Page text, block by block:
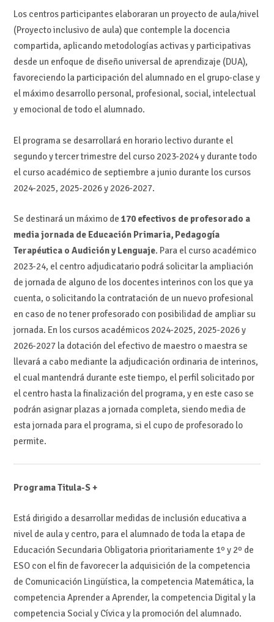
Los centros participantes elaboraran un proyecto de aula/nivel
(Proyecto inclusivo de aula) que contemple la docencia
compartida, aplicando metodologías activas y participativas
desde un enfoque de diseño universal de aprendizaje (DUA),
favoreciendo la participación del alumnado en el grupo-clase y
el máximo desarrollo personal, profesional, social, intelectual
y emocional de todo el alumnado.
El programa se desarrollará en horario lectivo durante el
segundo y tercer trimestre del curso 2023-2024 y durante todo
el curso académico de septiembre a junio durante los cursos
2024-2025, 2025-2026 y 2026-2027.
Se destinará un máximo de 170 efectivos de profesorado a
media jornada de Educación Primaria, Pedagogía
Terapéutica o Audición y Lenguaje. Para el curso académico
2023-24, el centro adjudicatario podrá solicitar la ampliación
de jornada de alguno de los docentes interinos con los que ya
cuenta, o solicitando la contratación de un nuevo profesional
en caso de no tener profesorado con posibilidad de ampliar su
jornada. En los cursos académicos 2024-2025, 2025-2026 y
2026-2027 la dotación del efectivo de maestro o maestra se
llevará a cabo mediante la adjudicación ordinaria de interinos,
el cual mantendrá durante este tiempo, el perfil solicitado por
el centro hasta la finalización del programa, y en este caso se
podrán asignar plazas a jornada completa, siendo media de
esta jornada para el programa, si el cupo de profesorado lo
permite.
Programa Titula-S +
Está dirigido a desarrollar medidas de inclusión educativa a
nivel de aula y centro, para el alumnado de toda la etapa de
Educación Secundaria Obligatoria prioritariamente 1º y 2º de
ESO con el fin de favorecer la adquisición de la competencia
de Comunicación Lingüística, la competencia Matemática, la
competencia Aprender a Aprender, la competencia Digital y la
competencia Social y Cívica y la promoción del alumnado.